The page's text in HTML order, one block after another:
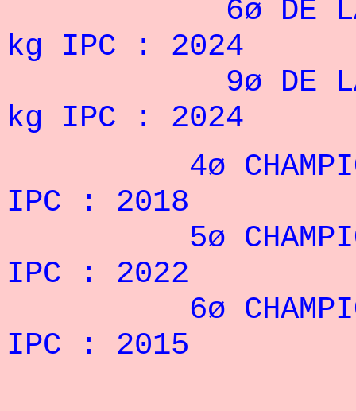
6ø DE LA
kg IPC : 2024
9ø DE LA
kg IPC : 2024
4ø
IPC : 2018
5ø
IPC : 2022
6ø
IPC : 2015